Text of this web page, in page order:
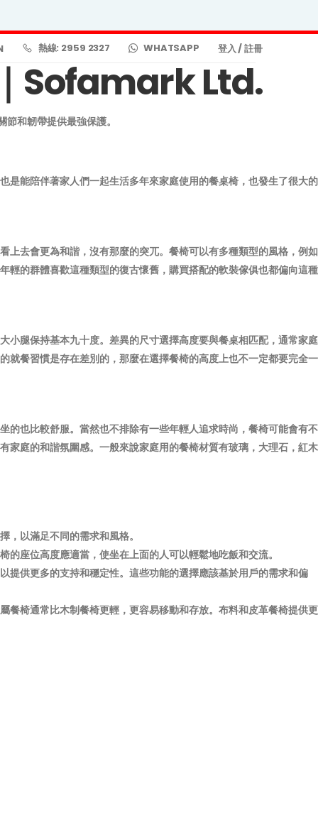
熱線: 2959 2327 WHATSAPP 登入/註冊
Sofamark Ltd.
和韌帶提供最強保護。
是能陪伴著家人們一起生活多年來家庭使用的餐桌椅，也發生了很大的
去會更為和諧，沒有那麼的突兀。餐椅可以有多種類型的風格，例如
輕的群體喜歡這種類型的復古懷舊，購買搭配的軟裝傢俱也都偏向這種
小腿保持基本九十度。差異的尺寸選擇高度要與餐桌相匹配，通常家庭
就餐習慣是存在差別的，那麼在選擇餐椅的高度上也不一定都要完全一
的也比較舒服。當然也不排除有一些年輕人追求時尚，餐椅可能會有不
家庭的和諧氛圍感。一般來說家庭用的餐椅材質有玻璃，大理石，紅木
以滿足不同的需求和風格。
座位高度應適當，使坐在上面的人可以輕鬆地吃飯和交流。
提供更多的支持和穩定性。這些功能的選擇應該基於用戶的需求和偏
餐椅通常比木制餐椅更輕，更容易移動和存放。布料和皮革餐椅提供更